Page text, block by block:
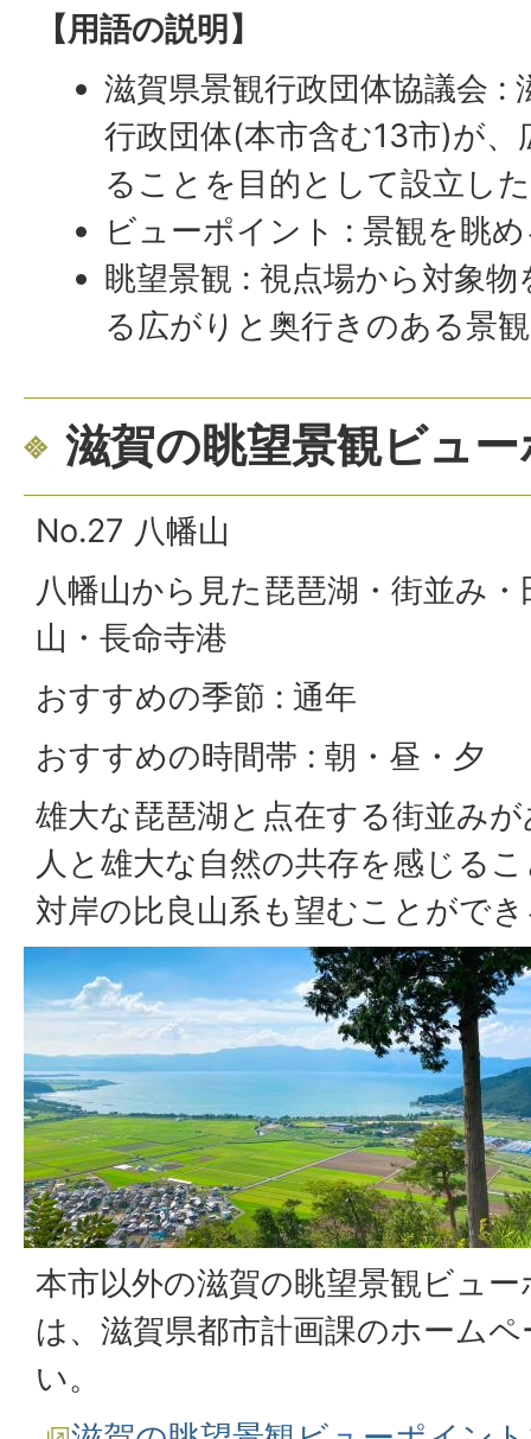
【用語の説明】
滋賀県景観行政団体協議会 :
行政団体(本市含む13市)が
ることを目的として設立し
ビューポイント : 景観を眺
眺望景観 : 視点場から対象
る広がりと奥行きのある景観
滋賀の眺望景観ビュ
No.27 八幡山
八幡山から見た琵琶湖・街並み
山・長命寺港
おすすめの季節 : 通年
おすすめの時間帯 : 朝・昼・夕
雄大な琵琶湖と点在する街並み
人と雄大な自然の共存を感じる
対岸の比良山系も望むことがで
本市以外の滋賀の眺望景観ビュ
は、滋賀県都市計画課のホーム
い。